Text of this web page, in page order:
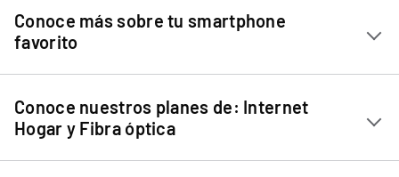
Conoce más sobre tu smartphone
favorito
Chip Entel
Apple iPhone 11
Apple iPhone 12 Mini
Conoce nuestros planes de: Internet
Hogar y Fibra óptica
Internet Hogar